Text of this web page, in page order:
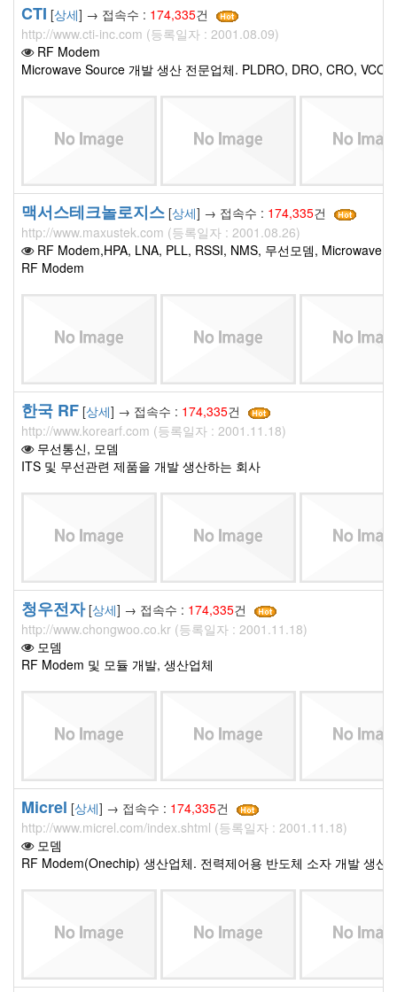
CTI [상세] → 접속수 : 174,335건
http://www.cti-inc.com (등록일자 : 2001.08.09)
RF Modem
Microwave Source 개발 생산 전문업체. PLDRO, DRO, CRO, VCO
맥서스테크놀로지스 [상세] → 접속수 : 174,335건
http://www.maxustek.com (등록일자 : 2001.08.26)
RF Modem,HPA, LNA, PLL, RSSI, NMS, 무선모뎀, Microwave,
RF Modem
한국 RF [상세] → 접속수 : 174,335건
http://www.korearf.com (등록일자 : 2001.11.18)
무선통신, 모뎀
ITS 및 무선관련 제품을 개발 생산하는 회사
청우전자[상세] → 접속수 : 174,335건
http://www.chongwoo.co.kr (등록일자 : 2001.11.18)
모뎀
RF Modem 및 모듈 개발, 생산업체
Micrel [상세] → 접속수 : 174,335건
http://www.micrel.com/index.shtml (등록일자 : 2001.11.18)
모뎀
RF Modem(Onechip) 생산업체. 전력제어용 반도체 소자 개발 생산.